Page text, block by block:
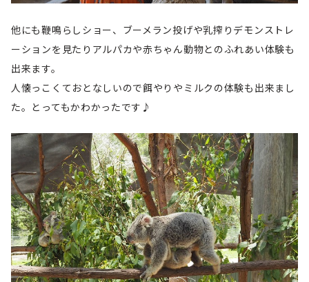
他にも鞭鳴らしショー、ブーメラン投げや乳搾りデモンストレ
ーションを見たりアルパカや赤ちゃん動物とのふれあい体験も
出来ます。
人懐っこくておとなしいので餌やりやミルクの体験も出来まし
た。とってもかわかったです♪